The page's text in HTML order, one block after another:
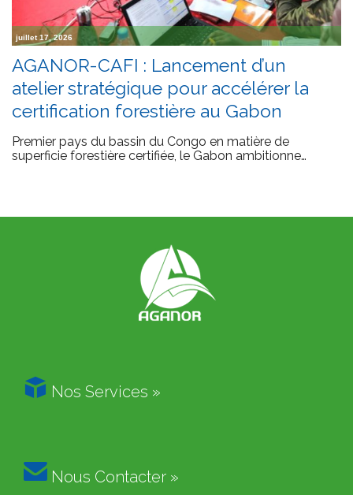
juillet 17, 2026
AGANOR-CAFI : Lancement d’un
atelier stratégique pour accélérer la
certification forestière au Gabon
Premier pays du bassin du Congo en matière de
superficie forestière certifiée, le Gabon ambitionne…
 Nos Services »
 Nous Contacter »